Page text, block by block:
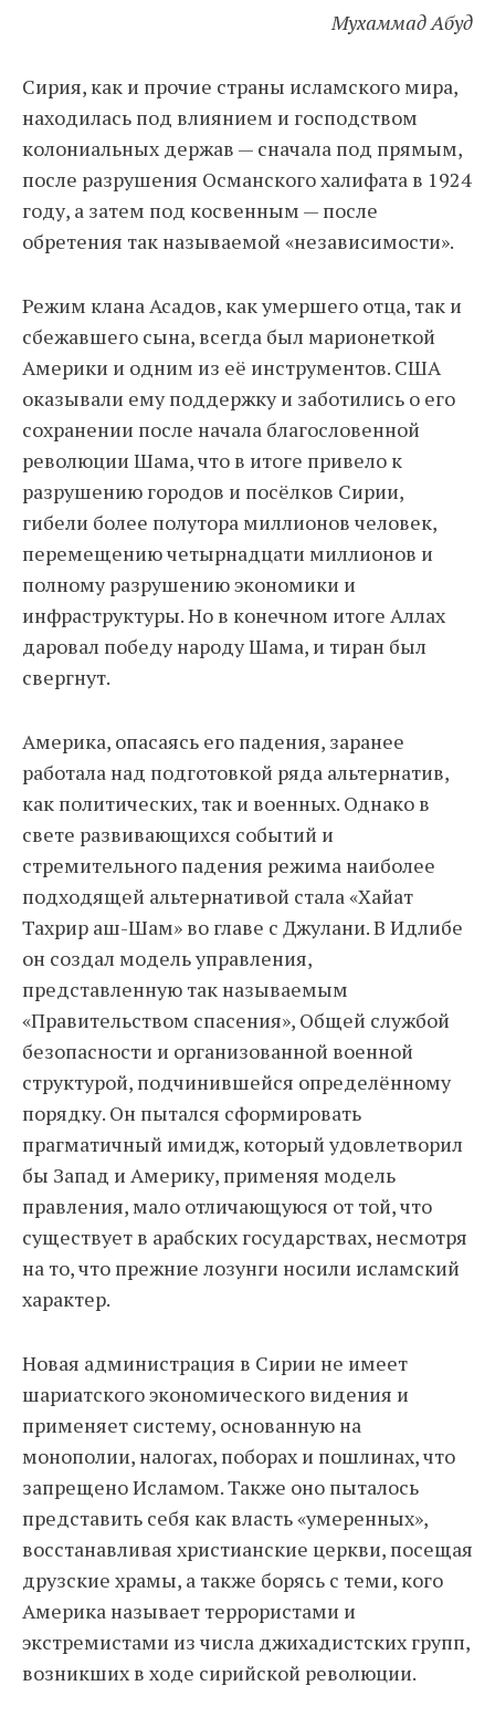
Мухаммад Абуд
Сирия, как и прочие страны исламского мира,
находилась под влиянием и господством
колониальных держав — сначала под прямым,
после разрушения Османского халифата в 1924
году, а затем под косвенным — после
обретения так называемой «независимости».
Режим клана Асадов, как умершего отца, так и
сбежавшего сына, всегда был марионеткой
Америки и одним из её инструментов. США
оказывали ему поддержку и заботились о его
сохранении после начала благословенной
революции Шама, что в итоге привело к
разрушению городов и посёлков Сирии,
гибели более полутора миллионов человек,
перемещению четырнадцати миллионов и
полному разрушению экономики и
инфраструктуры. Но в конечном итоге Аллах
даровал победу народу Шама, и тиран был
свергнут.
Америка, опасаясь его падения, заранее
работала над подготовкой ряда альтернатив,
как политических, так и военных. Однако в
свете развивающихся событий и
стремительного падения режима наиболее
подходящей альтернативой стала «Хайат
Тахрир аш-Шам» во главе с Джулани. В Идлибе
он создал модель управления,
представленную так называемым
«Правительством спасения», Общей службой
безопасности и организованной военной
структурой, подчинившейся определённому
порядку. Он пытался сформировать
прагматичный имидж, который удовлетворил
бы Запад и Америку, применяя модель
правления, мало отличающуюся от той, что
существует в арабских государствах, несмотря
на то, что прежние лозунги носили исламский
характер.
Новая администрация в Сирии не имеет
шариатского экономического видения и
применяет систему, основанную на
монополии, налогах, поборах и пошлинах, что
запрещено Исламом. Также оно пыталось
представить себя как власть «умеренных»,
восстанавливая христианские церкви, посещая
друзские храмы, а также борясь с теми, кого
Америка называет террористами и
экстремистами из числа джихадистских групп,
возникших в ходе сирийской революции.